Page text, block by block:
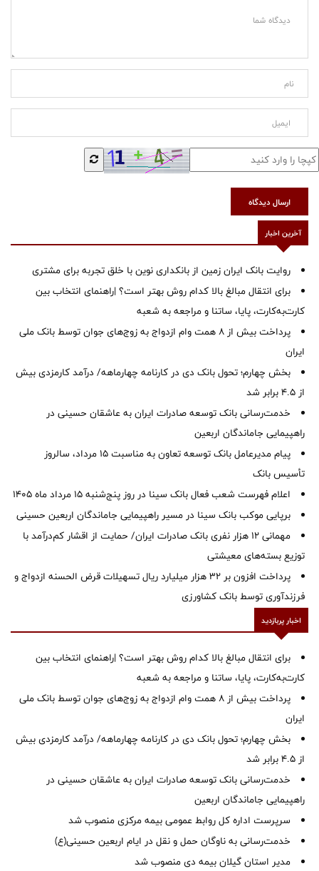
ارسال دیدگاه
آخرین اخبار
روایت بانک ایران زمین از بانکداری نوین با خلق تجربه برای مشتری
برای انتقال مبالغ بالا کدام روش بهتر است؟ |راهنمای انتخاب بین
کارت‌به‌کارت، پایا، ساتنا و مراجعه به شعبه
پرداخت بیش از ۸ همت وام ازدواج به زوج‌های جوان توسط بانک ملی
ایران
بخش چهارم؛ تحول بانک دی در کارنامه چهارماهه/ درآمد کارمزدی بیش
از ۴.۵ برابر شد
خدمت‌رسانی بانک توسعه صادرات ایران به عاشقان حسینی در
راهپیمایی جاماندگان اربعین
پیام مدیرعامل بانک توسعه تعاون به مناسبت 15 مرداد، سالروز
تأسیس بانک
اعلام فهرست شعب فعال بانک سینا در روز پنج‌شنبه 15 مرداد ماه 1405
برپایی موکب بانک سینا در مسیر راهپیمایی جاماندگان اربعین حسینی
مهمانی ۱۲ هزار نفری بانک صادرات ایران/ حمایت از اقشار کم‌درآمد با
توزیع بسته‌های معیشتی
پرداخت افزون بر 32 هزار میلیارد ریال تسهیلات قرض الحسنه ازدواج و
فرزندآوری توسط بانک کشاورزی
اخبار پربازدید
برای انتقال مبالغ بالا کدام روش بهتر است؟ |راهنمای انتخاب بین
کارت‌به‌کارت، پایا، ساتنا و مراجعه به شعبه
پرداخت بیش از ۸ همت وام ازدواج به زوج‌های جوان توسط بانک ملی
ایران
بخش چهارم؛ تحول بانک دی در کارنامه چهارماهه/ درآمد کارمزدی بیش
از ۴.۵ برابر شد
خدمت‌رسانی بانک توسعه صادرات ایران به عاشقان حسینی در
راهپیمایی جاماندگان اربعین
سرپرست اداره کل روابط عمومی بیمه مرکزی منصوب شد
خدمت‌رسانی به ناوگان حمل و نقل در ایام اربعین حسینی(ع)
‌مدیر استان گیلان بیمه دی منصوب شد